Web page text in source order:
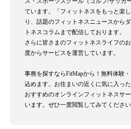
ています。「フィットネスをもっと楽
り、話題のフィットネスニュースから
トネスコラムまで配信しております。
さらに皆さまのフィットネスライフの
度からサービスを運営しています。
事務を探すならFitMapから！無料体験
込めます。お住まいの近くに気に入っ
おすすめのオンラインフィットネスサ
います。ぜひ一度閲覧してみてください